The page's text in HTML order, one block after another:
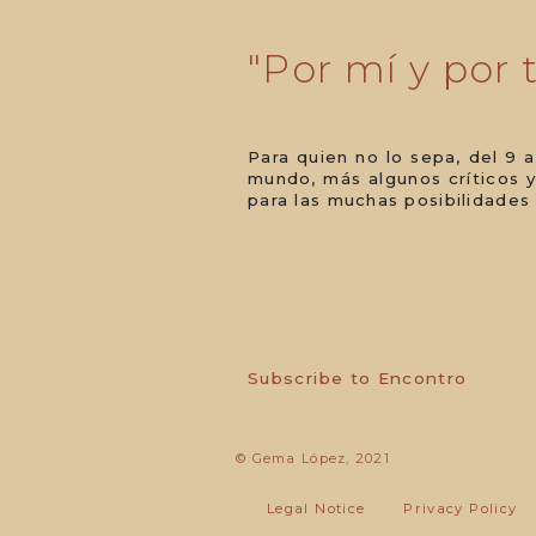
"Por mí y por
Para quien no lo sepa, del 9
mundo, más algunos críticos
para las muchas
Subscribe to Encontro
© Gema López, 2021
Legal Notice Privacy Policy